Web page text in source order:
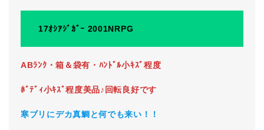
17ｵｼｱｼﾞｶﾞｰ 2001NRPG
ABﾗﾝｸ・箱＆袋有・ﾊﾝﾄﾞﾙ小ｷｽﾞ程度
ﾎﾞﾃﾞｨ小ｷｽﾞ程度美品♪回転良好です
寒ブリにデカ真鯛と何でも来い！！